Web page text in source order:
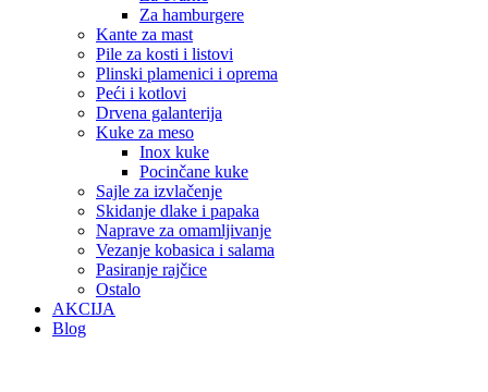
Za hamburgere
Kante za mast
Pile za kosti i listovi
Plinski plamenici i oprema
Peći i kotlovi
Drvena galanterija
Kuke za meso
Inox kuke
Pocinčane kuke
Sajle za izvlačenje
Skidanje dlake i papaka
Naprave za omamljivanje
Vezanje kobasica i salama
Pasiranje rajčice
Ostalo
AKCIJA
Blog